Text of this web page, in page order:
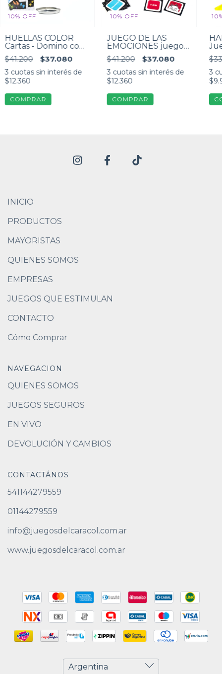
10% OFF
HUELLAS COLOR
Cartas - Domino con
huellas de animales
$41.200 $37.080
3 cuotas sin interés de
$12.360
10% OFF
JUEGO DE LAS
EMOCIONES juego
de cartas
$41.200 $37.080
3 cuotas sin interés de
$12.360
10
3
INICIO
PRODUCTOS
MAYORISTAS
QUIENES SOMOS
EMPRESAS
JUEGOS QUE ESTIMULAN
CONTACTO
Cómo Comprar
NAVEGACION
QUIENES SOMOS
JUEGOS SEGUROS
EN VIVO
DEVOLUCIÓN Y CAMBIOS
CONTACTÁNOS
541144279559
01144279559
info@juegosdelcaracol.com.ar
www.juegosdelcaracol.com.ar